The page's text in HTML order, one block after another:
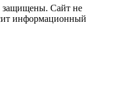
защищены. Сайт не
информационный